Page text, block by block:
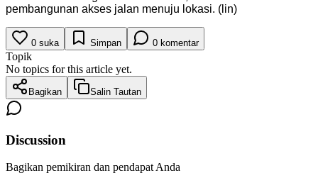
pembangunan akses jalan menuju lokasi. (lin)
0 suka Simpan 0 komentar
Topik
No topics for this article yet.
Bagikan Salin Tautan
Discussion
Bagikan pemikiran dan pendapat Anda